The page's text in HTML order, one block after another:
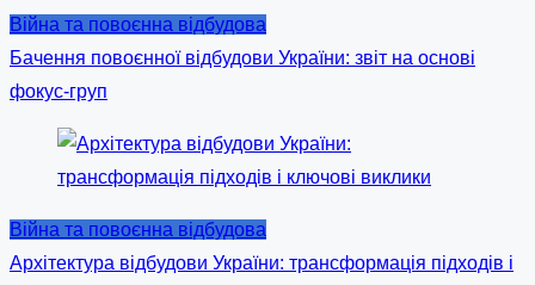
Війна та повоєнна відбудова
Бачення повоєнної відбудови України: звіт на основі
фокус-груп
Війна та повоєнна відбудова
Архітектура відбудови України: трансформація підходів і